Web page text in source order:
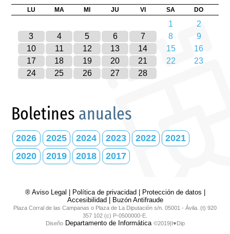
LU MA MI JU VI SA DO
1
2
3
4 5 6 7 8
9
10
11 12 13 14 15
16
17
18 19 20 21 22
23
24
25 26 27 28
Boletines anuales
2026 2025 2024 2023 2022
2021
2020
2019 2018 2017
® Aviso Legal Política de privacidad Protección de datos
Accesibilidad
Buzón Antifraude
Plaza Corral de las Campanas o Plaza de La Diputación s/n. 05001 - Ávila. (t) 920
357 102 (c) P-0500000-E.
DiseñoDepartamento de Informática ©2019|I♥Dip